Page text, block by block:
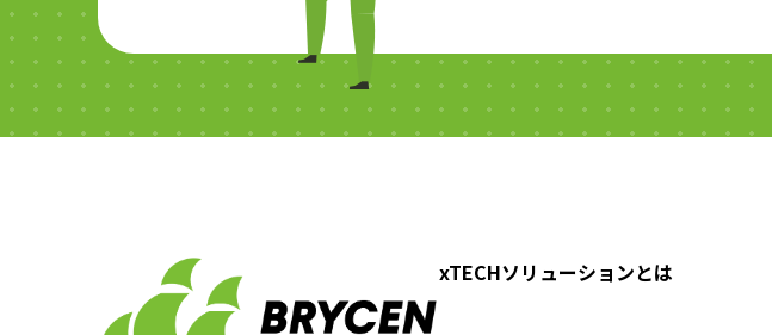
xTECHソリューションとは